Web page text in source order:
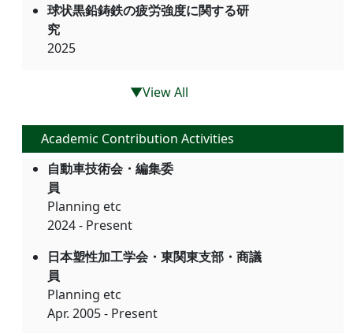
球状黒鉛鋳鉄の疲労強度に関する研
究
2025
▼View All
Academic Contribution Activities
自動車技術会・編集委
員
Planning etc
2024 - Present
日本塑性加工学会・東関東支部・商議
員
Planning etc
Apr. 2005 - Present